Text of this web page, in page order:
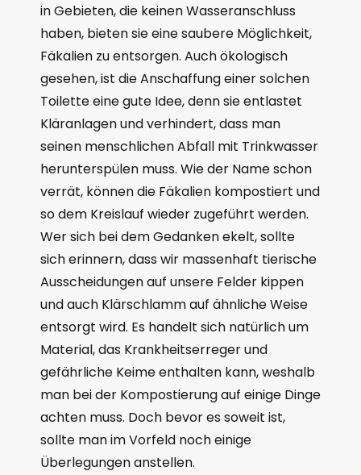
in Gebieten, die keinen Wasseranschluss
haben, bieten sie eine saubere Möglichkeit,
Fäkalien zu entsorgen. Auch ökologisch
gesehen, ist die Anschaffung einer solchen
Toilette eine gute Idee, denn sie entlastet
Kläranlagen und verhindert, dass man
seinen menschlichen Abfall mit Trinkwasser
herunterspülen muss. Wie der Name schon
verrät, können die Fäkalien kompostiert und
so dem Kreislauf wieder zugeführt werden.
Wer sich bei dem Gedanken ekelt, sollte
sich erinnern, dass wir massenhaft tierische
Ausscheidungen auf unsere Felder kippen
und auch Klärschlamm auf ähnliche Weise
entsorgt wird. Es handelt sich natürlich um
Material, das Krankheitserreger und
gefährliche Keime enthalten kann, weshalb
man bei der Kompostierung auf einige Dinge
achten muss. Doch bevor es soweit ist,
sollte man im Vorfeld noch einige
Überlegungen anstellen.